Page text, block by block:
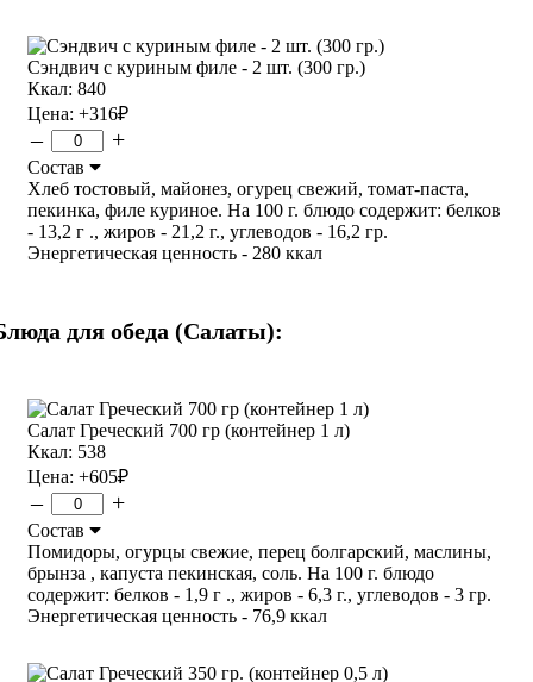
Сэндвич с куриным филе - 2 шт. (300 гр.)
Ккал: 840
Цена: +316₽
– +
Состав
Хлеб тостовый, майонез, огурец свежий, томат-паста,
пекинка, филе куриное. На 100 г. блюдо содержит: белков
- 13,2 г ., жиров - 21,2 г., углеводов - 16,2 гр.
Энергетическая ценность - 280 ккал
для обеда (Салаты):
Салат Греческий 700 гр (контейнер 1 л)
Ккал: 538
Цена: +605₽
– +
Состав
Помидоры, огурцы свежие, перец болгарский, маслины,
брынза , капуста пекинская, соль. На 100 г. блюдо
содержит: белков - 1,9 г ., жиров - 6,3 г., углеводов - 3 гр.
Энергетическая ценность - 76,9 ккал